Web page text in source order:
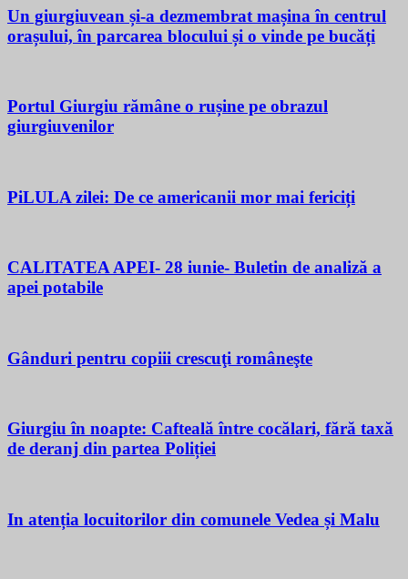
Un giurgiuvean și-a dezmembrat mașina în centrul
orașului, în parcarea blocului și o vinde pe bucăți
Portul Giurgiu rămâne o rușine pe obrazul
giurgiuvenilor
PiLULA zilei: De ce americanii mor mai fericiți
CALITATEA APEI- 28 iunie- Buletin de analiză a
apei potabile
Gânduri pentru copiii crescuţi româneşte
Giurgiu în noapte: Cafteală între cocălari, fără taxă
de deranj din partea Poliției
In atenția locuitorilor din comunele Vedea și Malu